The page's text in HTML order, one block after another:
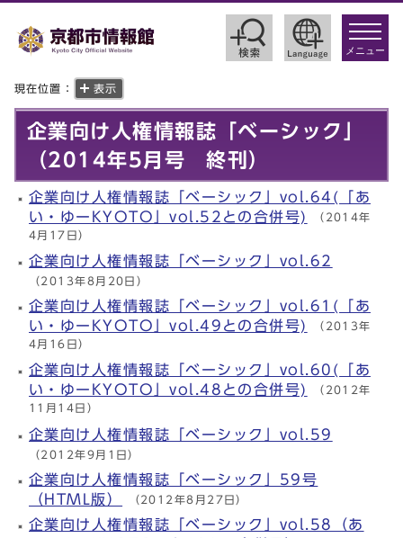
toggle
メニュー
現在位置： 表示
企業向け人権情報誌「ベーシック」
（2014年5月号 終刊）
企業向け人権情報誌「ベーシック」vol.64(「あ
い・ゆーKYOTO」vol.52との合併号) （2014年
4月17日）
企業向け人権情報誌「ベーシック」vol.62
（2013年8月20日）
企業向け人権情報誌「ベーシック」vol.61(「あ
い・ゆーKYOTO」vol.49との合併号) （2013年
4月16日）
企業向け人権情報誌「ベーシック」vol.60(「あ
い・ゆーKYOTO」vol.48との合併号) （2012年
11月14日）
企業向け人権情報誌「ベーシック」vol.59
（2012年9月1日）
企業向け人権情報誌「ベーシック」59号
（HTML版） （2012年8月27日）
企業向け人権情報誌「ベーシック」vol.58（あ